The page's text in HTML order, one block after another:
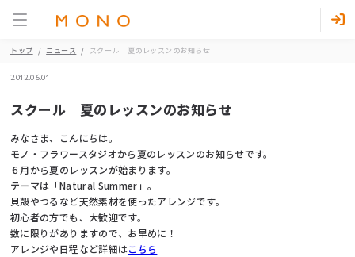
トップ ニュース スクール 夏のレッスンのお知らせ
2012.06.01
スクール 夏のレッスンのお知らせ
みなさま、こんにちは。
モノ・フラワースタジオから夏のレッスンのお知らせです。
６月から夏のレッスンが始まります。
テーマは「Natural Summer」。
貝殻やつるなど天然素材を使ったアレンジです。
初心者の方でも、大歓迎です。
数に限りがありますので、お早めに！
アレンジや日程など詳細はこちら